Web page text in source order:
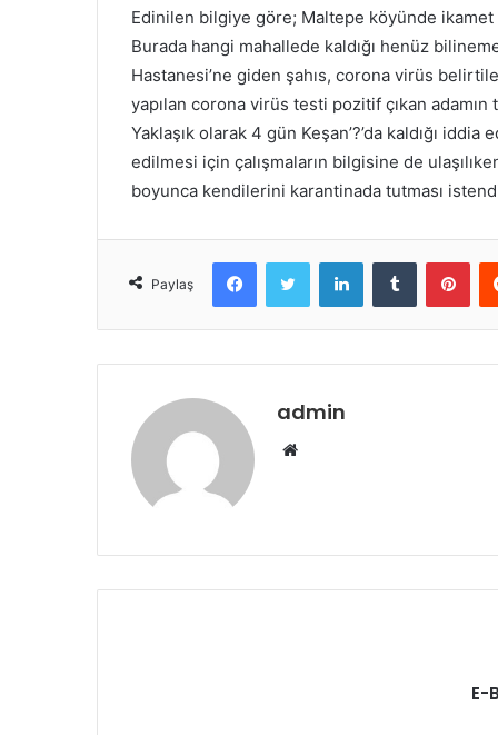
Edinilen bilgiye göre; Maltepe köyünde ikamet
Burada hangi mahallede kaldığı henüz
Hastanesi’ne giden şahıs, corona virüs
yapılan corona virüs testi pozitif çıkan adamın
Yaklaşık olarak 4 gün Keşan’?’da kaldığı
edilmesi için çalışmaların bilgisine de
boyunca kendilerini karantinada tutması
Paylaş
FacebookTwitter LinkedInTumblr
admin
Web
E-